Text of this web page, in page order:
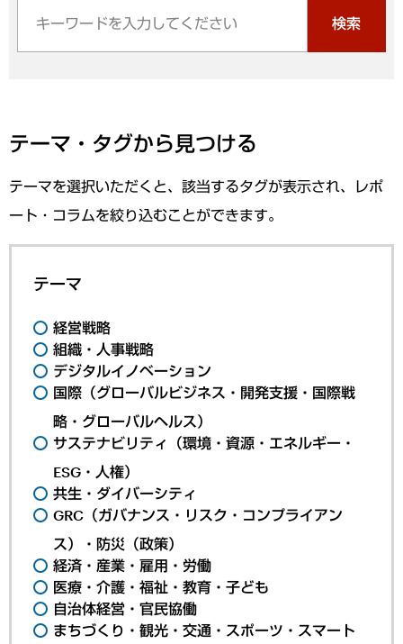
検索
テーマ・タグから見つける
テーマを選択いただくと、該当するタグが表示され、レポ
ート・コラムを絞り込むことができます。
テーマ
経営戦略
組織・人事戦略
デジタルイノベーション
国際（グローバルビジネス・開発支援・国際戦
略・グローバルヘルス）
サステナビリティ（環境・資源・エネルギー・
ESG・人権）
共生・ダイバーシティ
GRC（ガバナンス・リスク・コンプライアン
ス）・防災（政策）
経済・産業・雇用・労働
医療・介護・福祉・教育・子ども
自治体経営・官民協働
まちづくり・観光・交通・スポーツ・スマート